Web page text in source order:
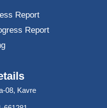
Report
Report
08, Kavre